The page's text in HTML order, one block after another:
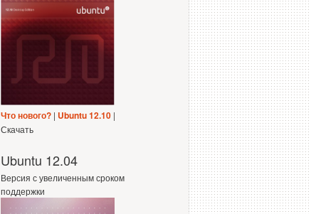
Что нового? | Ubuntu 12.10 |
Скачать
Ubuntu 12.04
Версия с увеличенным сроком
поддержки